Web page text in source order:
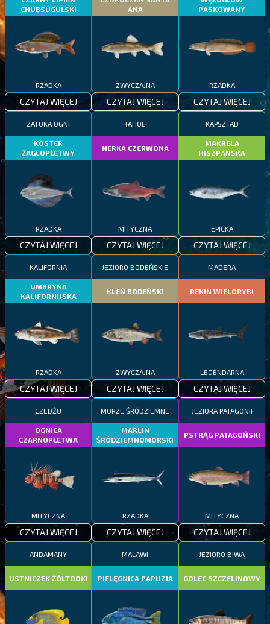
CHUBSUGUŁSKI
RZADKA
CZYTAJ WIĘCEJ
ANA
ZWYCZAJNA
CZYTAJ WIĘCEJ
PASKOWANY
RZADKA
CZYTAJ WIĘCEJ
ZATOKA OGNI
KOSTER
ŻAGLOPŁETWY
RZADKA
CZYTAJ WIĘCEJ
TAHOE
NERKA CZERWONA
MITYCZNA
CZYTAJ WIĘCEJ
KAPSZTAD
MAKRELA
HISZPAŃSKA
EPICKA
CZYTAJ WIĘCEJ
KALIFORNIA
UMBRYNA
KALIFORNIJSKA
RZADKA
CZYTAJ WIĘCEJ
JEZIORO BODEŃSKIE
KLEŃ BODEŃSKI
ZWYCZAJNA
CZYTAJ WIĘCEJ
MADERA
REKIN WIELORYBI
LEGENDARNA
CZYTAJ WIĘCEJ
CZEDŻU
OGNICA
CZARNOPŁETWA
MITYCZNA
CZYTAJ WIĘCEJ
MORZE ŚRÓDZIEMNE
MARLIN
ŚRÓDZIEMNOMORSKI
RZADKA
CZYTAJ WIĘCEJ
JEZIORA PATAGONII
PSTRĄG PATAGOŃSKI
MITYCZNA
CZYTAJ WIĘCEJ
ANDAMANY
USTNICZEK ŻÓŁTOOKI
MALAWI
PIELĘGNICA PAPUZIA
JEZIORO BIWA
GOLEC SZCZELINOWY